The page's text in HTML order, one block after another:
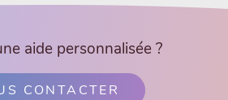
aide personnalisée ?
CONTACTER